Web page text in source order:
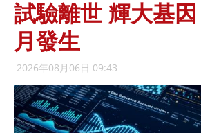
試驗離世 輝大基
月發生
2026年08月06日 09:43